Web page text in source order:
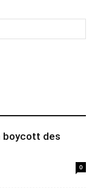
boycott des
0